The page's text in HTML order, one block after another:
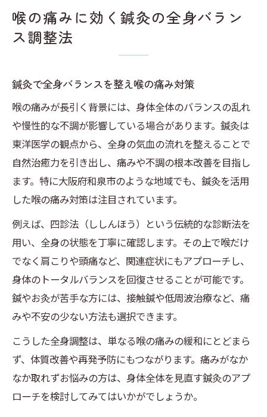
鍼灸と整体の組み合わせで痛み改善を目指
す
大阪府和泉市で鍼灸が注目される理由とは
鍼灸院や整骨院の違いと和泉市での選択基
準
鍼灸治療が和泉市で注目される社会的要因
口コミで広がる鍼灸の効果と信頼性につい
て
整体やマッサージと鍼灸の役割の違いを知
ろう
慢性的な喉の不調なら鍼灸改善の可能性も
鍼灸が慢性的な喉の痛みにどう働くか徹底
解説
和泉市で鍼灸治療を受ける際の症状別対応
法
理由
鍼灸施術の流れと喉の痛み改善のプロセス
喉の痛みに効く鍼灸の全身バラン
ス調整法
鍼灸で全身バランスを整え喉の痛み対策
喉の痛みが長引く背景には、身体全体のバランスの乱れ
や慢性的な不調が影響している場合があります。鍼灸は
東洋医学の観点から、全身の気血の流れを整えることで
自然治癒力を引き出し、痛みや不調の根本改善を目指し
ます。特に大阪府和泉市のような地域でも、鍼灸を活用
した喉の痛み対策は注目されています。
例えば、四診法（ししんほう）という伝統的な診断法を
用い、全身の状態を丁寧に確認します。その上で喉だけ
でなく肩こりや頭痛など、関連症状にもアプローチし、
身体のトータルバランスを回復させることが可能です。
鍼やお灸が苦手な方には、接触鍼や低周波治療など、痛
みや不安の少ない方法も選択できます。
こうした全身調整は、単なる喉の痛みの緩和にとどまら
ず、体質改善や再発予防にもつながります。痛みがなか
なか取れずお悩みの方は、身体全体を見直す鍼灸のアプ
ローチを検討してみてはいかがでしょうか。